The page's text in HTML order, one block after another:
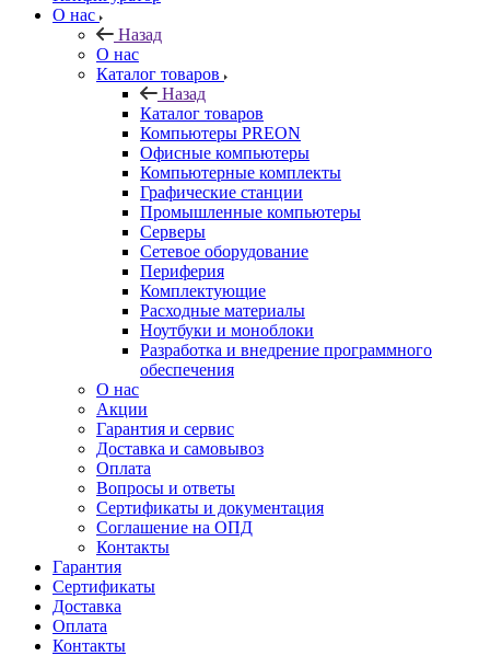
О нас
Назад
О нас
Каталог товаров
Назад
Каталог товаров
Компьютеры PREON
Офисные компьютеры
Компьютерные комплекты
Графические станции
Промышленные компьютеры
Серверы
Сетевое оборудование
Периферия
Комплектующие
Расходные материалы
Ноутбуки и моноблоки
Разработка и внедрение программного
обеспечения
О нас
Акции
Гарантия и сервис
Доставка и самовывоз
Оплата
Вопросы и ответы
Сертификаты и документация
Соглашение на ОПД
Контакты
Гарантия
Сертификаты
Доставка
Оплата
Контакты